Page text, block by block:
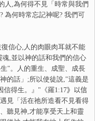
人,為何得不見「時常與我們
為何時常忘記神呢? 我們可
信心,人的肉眼肉耳就不能
,並以神的話和我們的信心
"。人的重生、成聖、成長
的話」;所以使徒說,"這義是
信得生。』"《羅1:17》以信
見「活在祂所造看不見看得
聽見神,才能享受天上和靈